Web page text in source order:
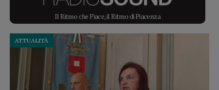
Il Ritmo che Piace, il Ritmo di Piacenza
ATTUALITÀ